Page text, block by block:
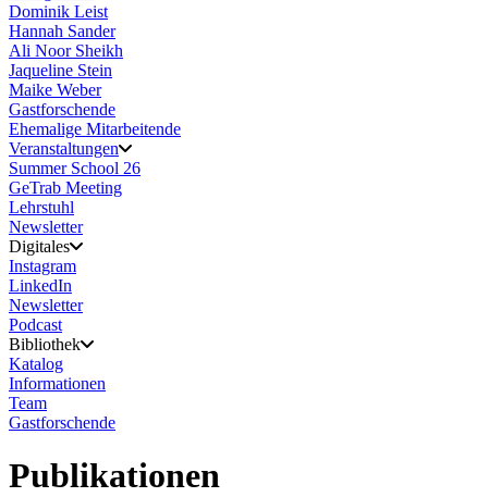
Dominik Leist
Hannah Sander
Ali Noor Sheikh
Jaqueline Stein
Maike Weber
Gastforschende
Ehemalige Mitarbeitende
Veranstaltungen
Summer School 26
GeTrab Meeting
Lehrstuhl
Newsletter
Digitales
Instagram
LinkedIn
Newsletter
Podcast
Bibliothek
Katalog
Informationen
Team
Gastforschende
Publikationen